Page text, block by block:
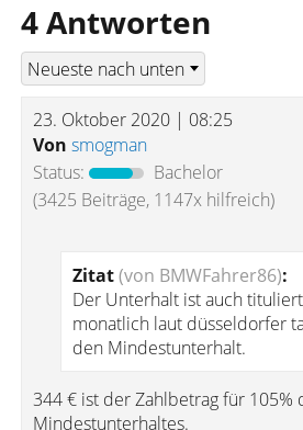
4 Antworten
23. Oktober 2020 | 08:25
Von smogman
Status:
Bachelor
(3425 Beiträge, 1147x hilfreich)
Zitat(von BMWFahrer86):
Der Unterhalt ist auch
monatlich laut düsseldorfer
den Mindestunterhalt.
344 € ist der Zahlbetrag für 105%
Mindestunterhaltes.